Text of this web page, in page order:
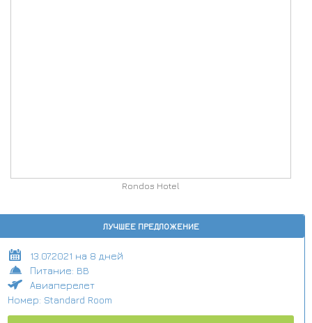
Rondos Hotel
ЛУЧШЕЕ ПРЕДЛОЖЕНИЕ
13.07.2021 на 8 дней
Питание: BB
Авиаперелет
Номер: Standard Room